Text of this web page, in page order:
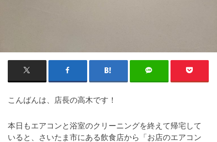
こんばんは、店長の高木です！
本日もエアコンと浴室のクリーニングを終えて帰宅して
いると、さいたま市にある飲食店から「お店のエアコン